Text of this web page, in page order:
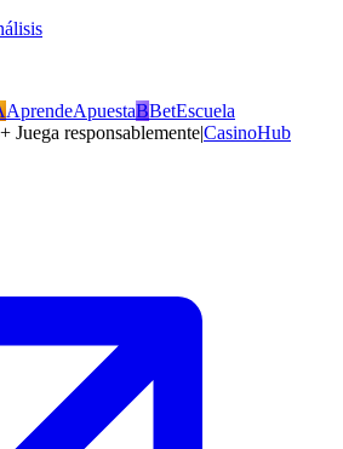
AprendeApuestaBBetEscuela
Juega responsablemente|CasinoHub